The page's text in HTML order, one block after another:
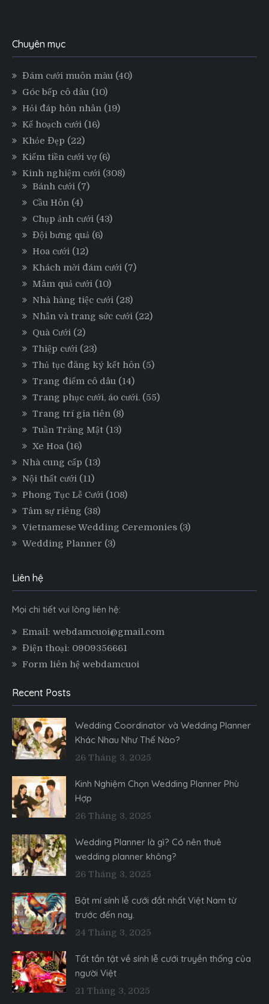
Chuyên mục
Đám cưới muôn màu (40)
Góc bếp cô dâu (10)
Hỏi đáp hôn nhân (19)
Kế hoạch cưới (16)
Khỏe Đẹp (22)
Kiếm tiền cưới vợ (6)
Kinh nghiệm cưới (308)
Bánh cưới (7)
Cầu Hôn (4)
Chụp ảnh cưới (43)
Đội bưng quả (6)
Hoa cưới (12)
Khách mời đám cưới (7)
Mâm quả cưới (10)
Nhà hàng tiệc cưới (28)
Nhẫn và trang sức cưới (22)
Quà Cưới (2)
Thiệp cưới (23)
Thủ tục đăng ký kết hôn (5)
Trang điểm cô dâu (14)
Trang phục cưới, áo cưới. (55)
Trang trí gia tiên (8)
Tuần Trăng Mật (13)
Xe Hoa (16)
Nhà cung cấp (13)
Nội thất cưới (11)
Phong Tục Lễ Cưới (108)
Tâm sự riêng (38)
Vietnamese Wedding Ceremonies (3)
Wedding Planner (3)
Liên hệ
Mọi chi tiết vui lòng liên hệ:
Email: webdamcuoi@gmail.com
Điện thoại: 0909356661
Form liên hệ webdamcuoi
Recent Posts
Wedding Coordinator và Wedding Planner
Khác Nhau Như Thế Nào?
26 Tháng 3, 2025
Kinh Nghiệm Chọn Wedding Planner Phù
Hợp
26 Tháng 3, 2025
Wedding Planner là gì? Có nên thuê
wedding planner không?
26 Tháng 3, 2025
Bật mí sính lễ cưới đắt nhất Việt Nam từ
trước đến nay.
24 Tháng 3, 2025
Tất tần tật về sính lễ cưới truyền thống của
người Việt
21 Tháng 3, 2025